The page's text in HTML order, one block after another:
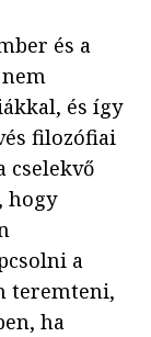
és a
és így
filozófiai
cselekvő
hogy
a
teremteni,
ha